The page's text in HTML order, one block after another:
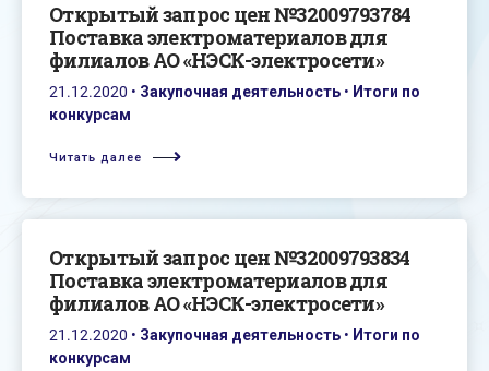
Открытый запрос цен №32009793784
Поставка электроматериалов для
филиалов АО «НЭСК-электросети»
21.12.2020 • Закупочная деятельность • Итоги по
конкурсам
Читать далее
Открытый запрос цен №32009793834
Поставка электроматериалов для
филиалов АО «НЭСК-электросети»
21.12.2020 • Закупочная деятельность • Итоги по
конкурсам